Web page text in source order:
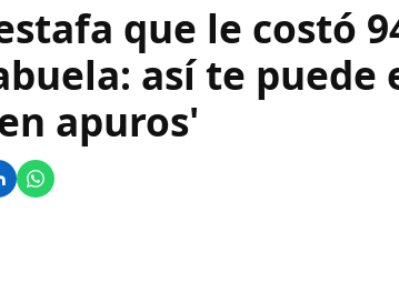
que le costó
así te puede
apuros'